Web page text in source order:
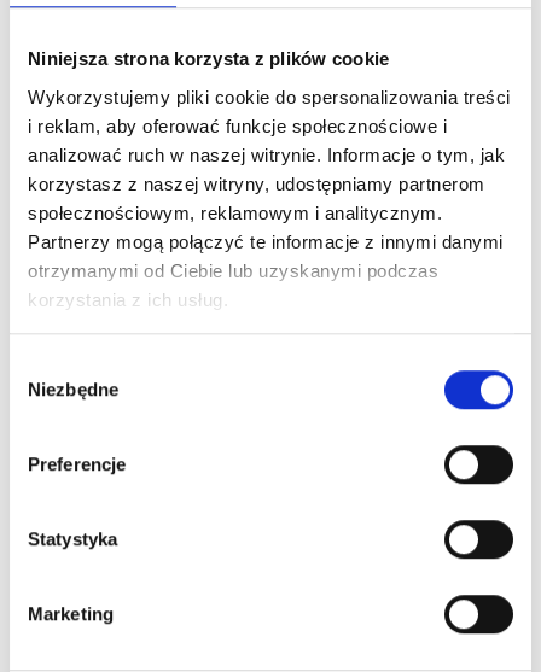
Niniejsza strona korzysta z plików cookie
Wykorzystujemy pliki cookie do spersonalizowania treści
i reklam, aby oferować funkcje społecznościowe i
analizować ruch w naszej witrynie. Informacje o tym, jak
korzystasz z naszej witryny, udostępniamy partnerom
społecznościowym, reklamowym i analitycznym.
Partnerzy mogą połączyć te informacje z innymi danymi
otrzymanymi od Ciebie lub uzyskanymi podczas
korzystania z ich usług.
zgody
Niezbędne
Preferencje
Statystyka
Marketing